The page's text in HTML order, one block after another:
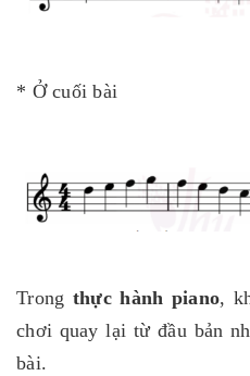
* Ở cuối bài
Trong thực hành piano,
chơi quay lại từ đầu bản
bài.